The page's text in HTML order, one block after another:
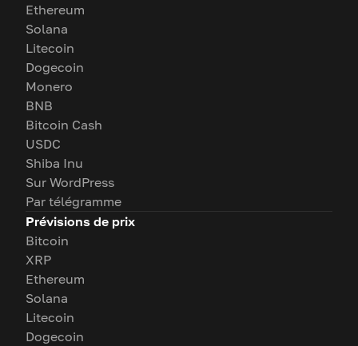
Ethereum
Solana
Litecoin
Dogecoin
Monero
BNB
Bitcoin Cash
USDC
Shiba Inu
Sur WordPress
Par télégramme
Prévisions de prix
Bitcoin
XRP
Ethereum
Solana
Litecoin
Dogecoin